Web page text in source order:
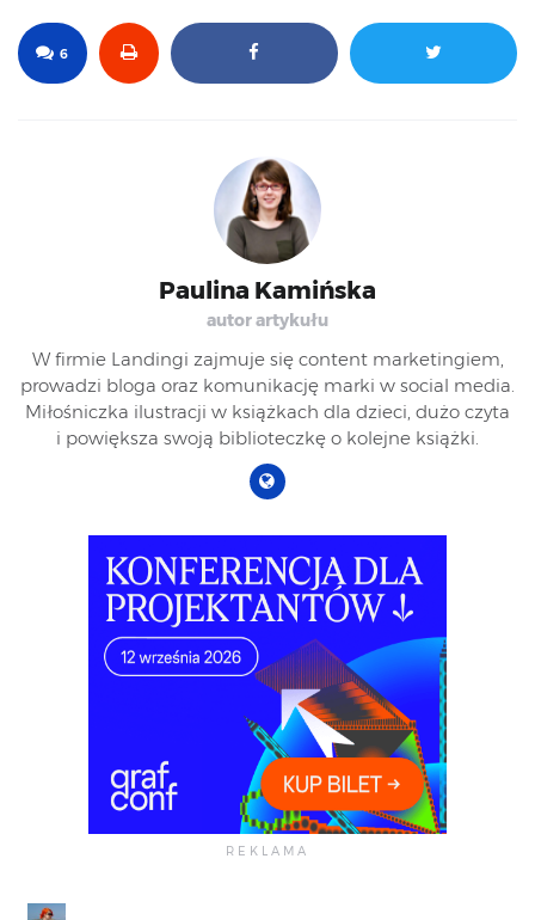
6
Paulina Kamińska
autor artykułu
W firmie Landingi zajmuje się content marketingiem,
prowadzi bloga oraz komunikację marki w social media.
Miłośniczka ilustracji w książkach dla dzieci, dużo czyta
i powiększa swoją biblioteczkę o kolejne książki.